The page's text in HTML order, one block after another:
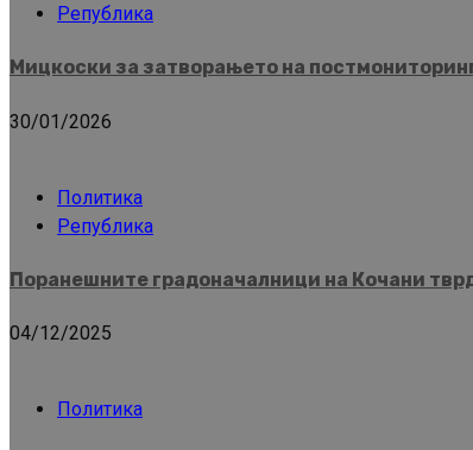
Република
Мицкоски за затворањето на
30/01/2026
Политика
Република
Поранешните градоначалници на Кочани
04/12/2025
Политика